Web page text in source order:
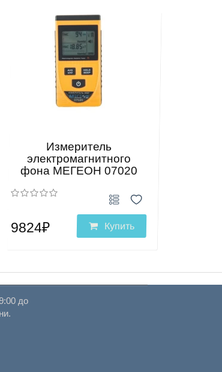
Измеритель
электромагнитного
фона МЕГЕОН 07020
9824₽ Купить
до